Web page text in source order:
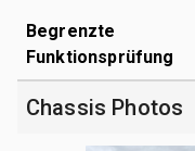
Begrenzte
Funktionsprüfung
Chassis Photos